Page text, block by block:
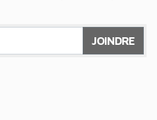
JOINDRE